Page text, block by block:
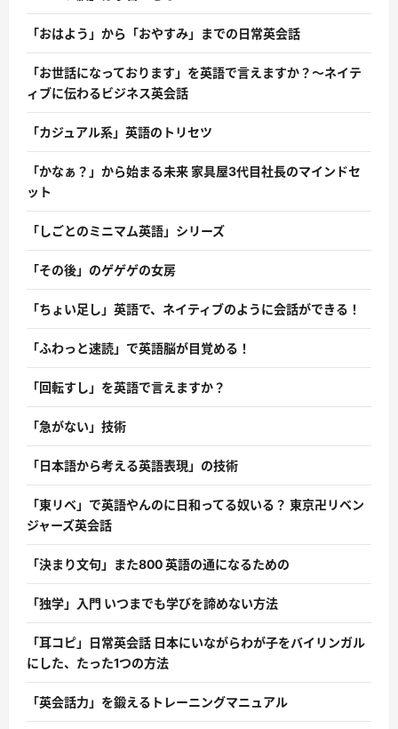
「おはよう」から「おやすみ」までの日常英会話
「お世話になっております」を英語で言えますか？〜ネイテ
ィブに伝わるビジネス英会話
「カジュアル系」英語のトリセツ
「かなぁ？」から始まる未来 家具屋3代目社長のマインドセ
ット
「しごとのミニマム英語」シリーズ
「その後」のゲゲゲの女房
「ちょい足し」英語で、ネイティブのように会話ができる！
「ふわっと速読」で英語脳が目覚める！
「回転すし」を英語で言えますか？
「急がない」技術
「日本語から考える英語表現」の技術
「東リベ」で英語やんのに日和ってる奴いる？ 東京卍リベン
ジャーズ英会話
「決まり文句」また800 英語の通になるための
「独学」入門 いつまでも学びを諦めない方法
「耳コピ」日常英会話 日本にいながらわが子をバイリンガル
にした、たった1つの方法
「英会話力」を鍛えるトレーニングマニュアル